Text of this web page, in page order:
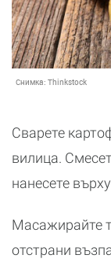
Снимка: Thinkstock
Сварете
вилица.
нанесете
Масажирайте
отстрани